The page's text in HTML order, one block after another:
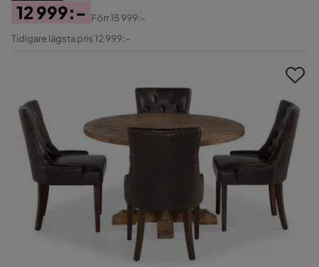
Pris
12 999:-
Original
Förr15 999:-
Tidigare lägsta pris 12 999:-